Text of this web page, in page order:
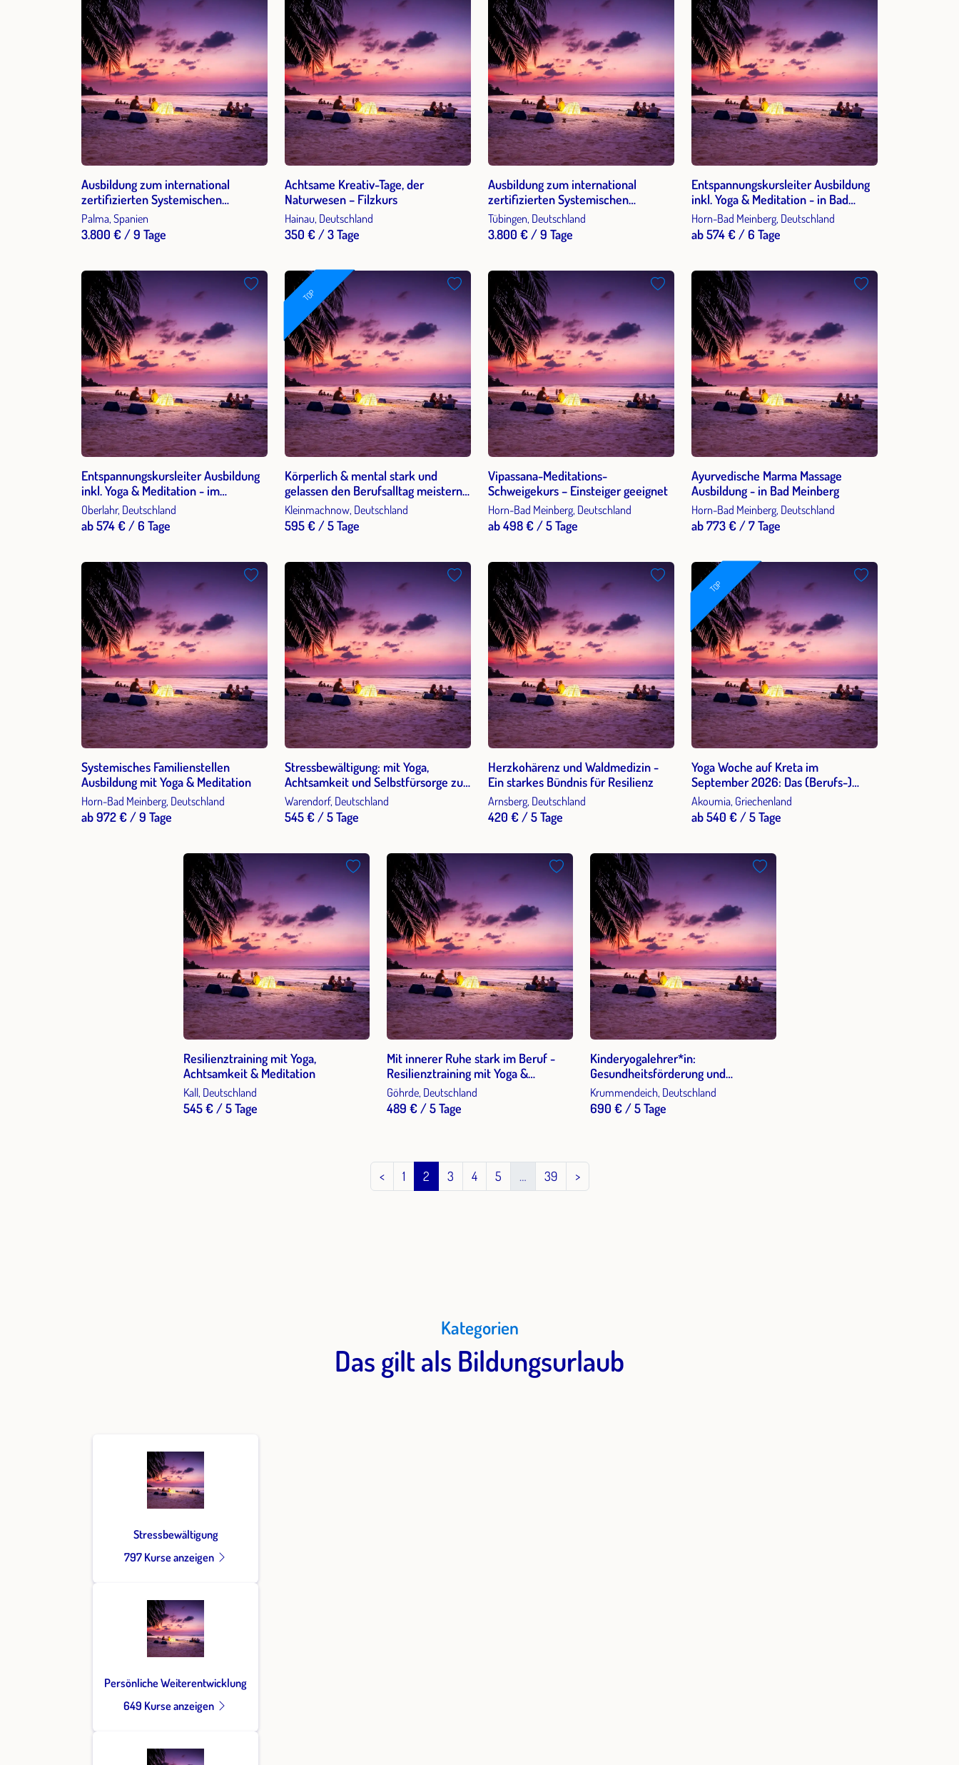
Ausbildung zum international
zertifizierten Systemischen
Business Coach auf Mallorca
Palma, Spanien
3.800 € / 9 Tage
Achtsame Kreativ-Tage, der
Naturwesen – Filzkurs
Hainau, Deutschland
350 € / 3 Tage
Ausbildung zum international
zertifizierten Systemischen
Business Coach in Tübingen
Tübingen, Deutschland
3.800 € / 9 Tage
Entspannungskursleiter Ausbildung
inkl. Yoga & Meditation - in Bad
Meinberg
Horn-Bad Meinberg, Deutschland
ab 574 € / 6 Tage
Entspannungskursleiter Ausbildung
inkl. Yoga & Meditation - im
Westerwald
Oberlahr, Deutschland
ab 574 € / 6 Tage
TOP
Körperlich & mental stark und
gelassen den Berufsalltag meistern
mit sanftem Yoga, Atemschulung
und Meditation
Kleinmachnow, Deutschland
595 € / 5 Tage
Vipassana-Meditations-
Schweigekurs – Einsteiger geeignet
Horn-Bad Meinberg, Deutschland
ab 498 € / 5 Tage
Ayurvedische Marma Massage
Ausbildung - in Bad Meinberg
Horn-Bad Meinberg, Deutschland
ab 773 € / 7 Tage
Systemisches Familienstellen
Ausbildung mit Yoga & Meditation
Horn-Bad Meinberg, Deutschland
ab 972 € / 9 Tage
Stressbewältigung: mit Yoga,
Achtsamkeit und Selbstfürsorge zu
mehr Gelasseheit - im Kloster
Vinnenberg (Münsterland)
Warendorf, Deutschland
545 € / 5 Tage
Herzkohärenz und Waldmedizin -
Ein starkes Bündnis für Resilienz
Arnsberg, Deutschland
420 € / 5 Tage
TOP
Yoga Woche auf Kreta im
September 2026: Das (Berufs-)
Leben bewusst gestalten!
Akoumia, Griechenland
ab 540 € / 5 Tage
Resilienztraining mit Yoga,
Achtsamkeit & Meditation
Kall, Deutschland
545 € / 5 Tage
Mit innerer Ruhe stark im Beruf -
Resilienztraining mit Yoga &
Ayurveda
Göhrde, Deutschland
489 € / 5 Tage
Kinderyogalehrer*in:
Gesundheitsförderung und
Resilienzstärkung bei Kindern und
pädagogischen Fachkräften im
institutionellen Kontext –
Krummendeich, Deutschland
690 € / 5 Tage
< 1 2 3 4 5 … 39 >
Kategorien
Das gilt als Bildungsurlaub
Stressbewältigung
797 Kurse anzeigen
Persönliche Weiterentwicklung
649 Kurse anzeigen